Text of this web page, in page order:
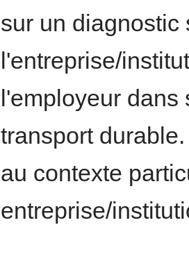
sur un diagnostic
l'entreprise/
l'employeur dans
transport
au contexte
entreprise/